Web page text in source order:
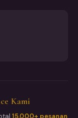
Kami
15.000+ pesanan